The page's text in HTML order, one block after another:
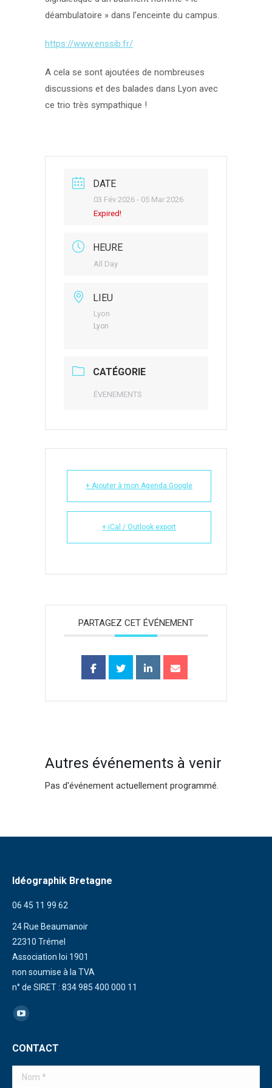
déambulatoire » dans l’enceinte du campus.
https://www.enssib.fr/
A cela se sont ajoutées de nombreuses
discussions et des balades dans Lyon avec
ce trio très sympathique !
DATE
03 Fév 2026 - 05 Mar 2026
Expired!
HEURE
All Day
LIEU
Lyon
Lyon
CATÉGORIE
ÉVENEMENTS
+ Ajouter à mon Agenda Google
+ iCal / Outlook export
PARTAGEZ CET ÉVÉNEMENT
Autres événements à venir
Pas d'événement actuellement programmé.
Idéographik Bretagne
06 45 11 99 62
24 Rue Beaumanoir
22310 Trémel
Association loi 1901
non soumise à la TVA
n° de SIRET : 834 985 400 000 11
Trouvez nous sur :
La
YouTube
s'ouvre
CONTACT
Nom *